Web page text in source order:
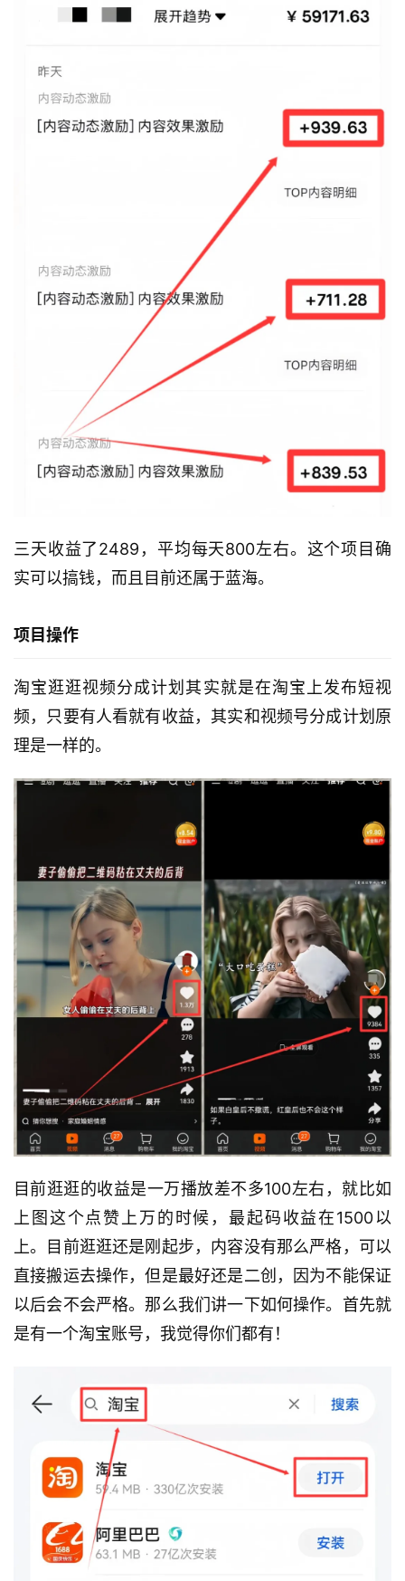
三天收益了2489，平均每天800左右。这个项目确
实可以搞钱，而且目前还属于蓝海。
项目操作
淘宝逛逛视频分成计划 其实就是在淘宝上发布短视
频，只要有人看就有收益，其实和视频号分成计划原
理是一样的。
目前逛逛的收益是一万播放差不多100左右，就比如
上图这个点赞上万的时候，最起码收益在1500以
上。目前逛逛还是刚起步，内容没有那么严格，可以
直接搬运去操作，但是最好还是二创，因为不能保证
以后会不会严格。那么我们讲一下如何操作。首先就
是有一个淘宝账号，我觉得你们都有！